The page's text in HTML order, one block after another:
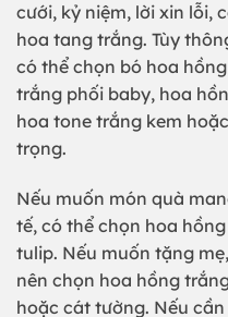
cưới, kỷ niệm, lời xin lỗi,
hoa tang trắng. Tùy
có thể chọn bó hoa
trắng phối baby, hoa
hoa tone trắng kem
trọng.
Nếu muốn món quà
tế, có thể chọn hoa
tulip. Nếu muốn tặng
nên chọn hoa hồng
hoặc cát tường. Nếu